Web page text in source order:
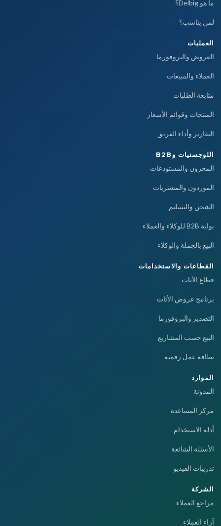
ما هو Delbig؟
لمن يناسب؟
العمليات
العروض والبروفورما
العملاء والمبيعات
متابعة الطلبات
المنتجات وقوائم الأسعار
التقارير وأداء الفريق
اللوجستيات وB2B
المخزون والمستودعات
الموردون والمشتريات
الشحن والتسليم
بوابة B2B للوكلاء والعملاء
البيع بالجملة والوكلاء
القطاعات والاستخدامات
قطاع الأثاث
برنامج عروض الأثاث
التصدير والبروفورما
البيع حسب المشاريع
بطاقة عمل رقمية
الموارد
المدونة
مركز المساعدة
أدلة الاستخدام
الأسئلة الشائعة
تدريبات الفيديو
الشركة
مراجع العملاء
آراء العملاء